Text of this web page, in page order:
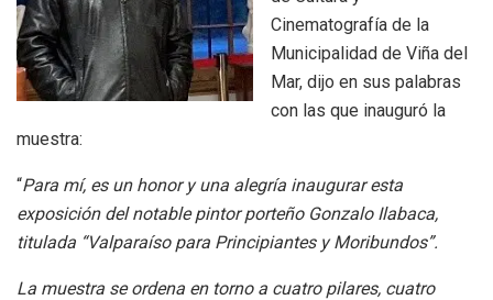
Cinematografía de la
Municipalidad de Viña del
Mar, dijo en sus palabras
con las que inauguró la
muestra:
“Para mí, es un honor y una alegría inaugurar esta
exposición del notable pintor porteño Gonzalo Ilabaca,
titulada “Valparaíso para Principiantes y Moribundos”.
La muestra se ordena en torno a cuatro pilares, cuatro